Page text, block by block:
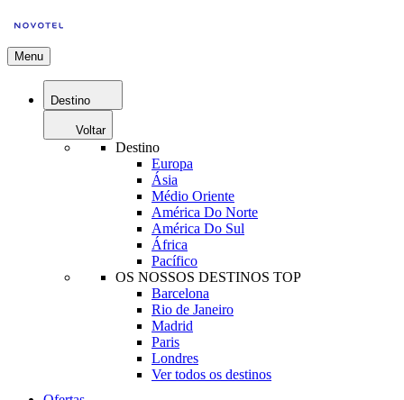
Menu
Destino
Voltar
Destino
Europa
Ásia
Médio Oriente
América Do Norte
América Do Sul
África
Pacífico
OS NOSSOS DESTINOS TOP
Barcelona
Rio de Janeiro
Madrid
Paris
Londres
Ver todos os destinos